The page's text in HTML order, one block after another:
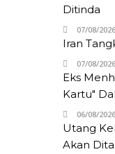
Ditinda
07/08/
Iran
07/08/
Eks
Kartu"
06/08/
Utang
Akan